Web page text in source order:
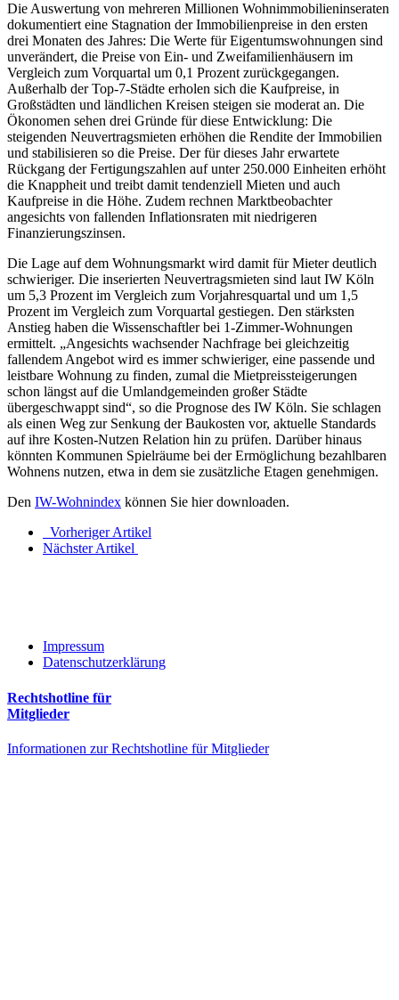
Die Auswertung von mehreren Millionen Wohnimmobilieninseraten
dokumentiert eine Stagnation der Immobilienpreise in den ersten
drei Monaten des Jahres: Die Werte für Eigentumswohnungen sind
unverändert, die Preise von Ein- und Zweifamilienhäusern im
Vergleich zum Vorquartal um 0,1 Prozent zurückgegangen.
Außerhalb der Top-7-Städte erholen sich die Kaufpreise, in
Großstädten und ländlichen Kreisen steigen sie moderat an. Die
Ökonomen sehen drei Gründe für diese Entwicklung: Die
steigenden Neuvertragsmieten erhöhen die Rendite der Immobilien
und stabilisieren so die Preise. Der für dieses Jahr erwartete
Rückgang der Fertigungszahlen auf unter 250.000 Einheiten erhöht
die Knappheit und treibt damit tendenziell Mieten und auch
Kaufpreise in die Höhe. Zudem rechnen Marktbeobachter
angesichts von fallenden Inflationsraten mit niedrigeren
Finanzierungszinsen.
Die Lage auf dem Wohnungsmarkt wird damit für Mieter deutlich
schwieriger. Die inserierten Neuvertragsmieten sind laut IW Köln
um 5,3 Prozent im Vergleich zum Vorjahresquartal und um 1,5
Prozent im Vergleich zum Vorquartal gestiegen. Den stärksten
Anstieg haben die Wissenschaftler bei 1-Zimmer-Wohnungen
ermittelt. „Angesichts wachsender Nachfrage bei gleichzeitig
fallendem Angebot wird es immer schwieriger, eine passende und
leistbare Wohnung zu finden, zumal die Mietpreissteigerungen
schon längst auf die Umlandgemeinden großer Städte
übergeschwappt sind“, so die Prognose des IW Köln. Sie schlagen
als einen Weg zur Senkung der Baukosten vor, aktuelle Standards
auf ihre Kosten-Nutzen Relation hin zu prüfen. Darüber hinaus
könnten Kommunen Spielräume bei der Ermöglichung bezahlbaren
Wohnens nutzen, etwa in dem sie zusätzliche Etagen genehmigen.
Den IW-Wohnindex können Sie hier downloaden.
Vorheriger Artikel
Nächster Artikel
Impressum
Datenschutzerklärung
Rechtshotline für
Mitglieder
Informationen zur Rechtshotline für Mitglieder